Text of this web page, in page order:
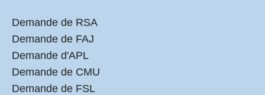
Demande de RSA
Demande de FAJ
Demande d'APL
Demande de CMU
Demande de FSL